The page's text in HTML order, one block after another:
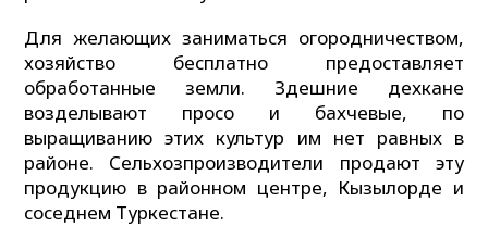
Для желающих заниматься огородничеством,
хозяйство бесплатно предоставляет
обработанные земли. Здешние дехкане
возделывают просо и бахчевые, по
выращиванию этих культур им нет равных в
районе. Сельхозпроизводители продают эту
продукцию в районном центре, Кызылорде и
соседнем Туркестане.